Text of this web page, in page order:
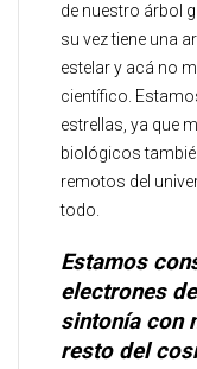
de nuestro árbol
su vez tiene una
estelar y acá no
científico.
estrellas, ya que
biológicos
remotos del
todo.
Estamos
electrones
sintonía con
resto del